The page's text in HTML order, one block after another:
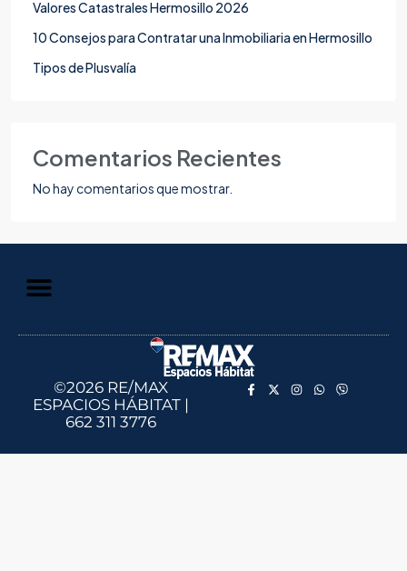
Valores Catastrales Hermosillo 2026
10 Consejos para Contratar una Inmobiliaria en Hermosillo
Tipos de Plusvalía
Comentarios Recientes
No hay comentarios que mostrar.
©2026 RE/MAX
ESPACIOS HÁBITAT |
662 311 3776